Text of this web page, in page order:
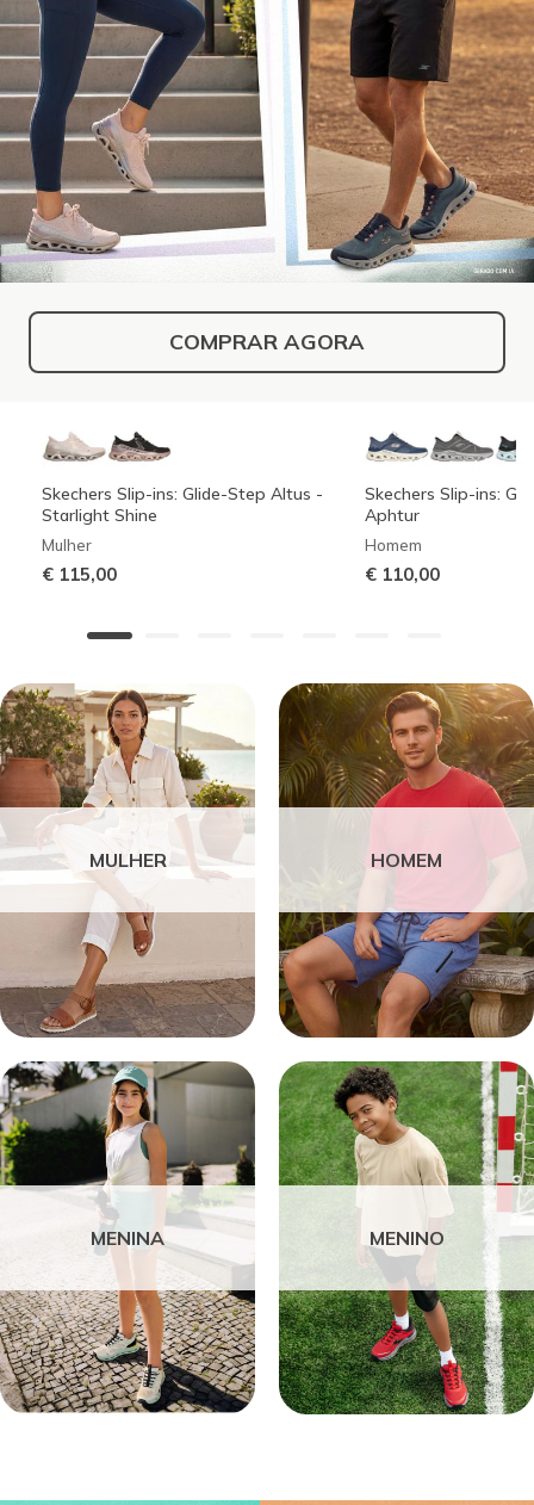
COMPRAR AGORA
Skechers Slip-ins: Glide-Step Altus -
Starlight Shine
Mulher
€ 115,00
Skechers Slip-ins:
Aphtur
Homem
€ 110,00
MULHER HOMEM
MENINA MENINO